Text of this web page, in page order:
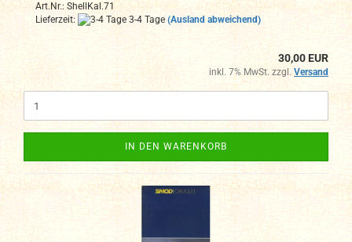
Art.Nr.: ShellKal.71
Lieferzeit:
3-4 Tage (Ausland abweichend)
30,00 EUR
inkl. 7% MwSt. zzgl. Versand
IN DEN WARENKORB